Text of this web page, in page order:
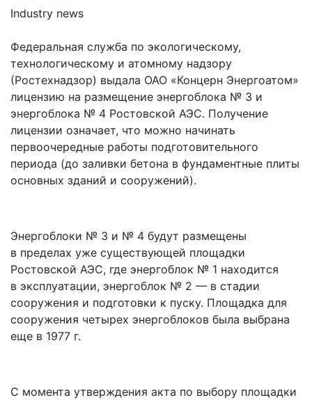
Industry news
Федеральная служба по экологическому,
технологическому и атомному надзору
(Ростехнадзор) выдала ОАО «Концерн Энергоатом»
лицензию на размещение энергоблока № 3 и
энергоблока № 4 Ростовской АЭС. Получение
лицензии означает, что можно начинать
первоочередные работы подготовительного
периода (до заливки бетона в фундаментные плиты
основных зданий и сооружений).
Энергоблоки № 3 и № 4 будут размещены
в пределах уже существующей площадки
Ростовской АЭС, где энергоблок № 1 находится
в эксплуатации, энергоблок № 2 — в стадии
сооружения и подготовки к пуску. Площадка для
сооружения четырех энергоблоков была выбрана
еще в 1977 г.
С момента утверждения акта по выбору площадки